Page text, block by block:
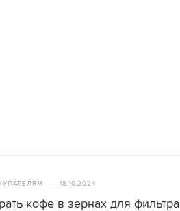
— 18.10.2024
кофе в зернах для фильтра